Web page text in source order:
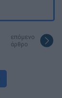
επόμενο
άρθρο